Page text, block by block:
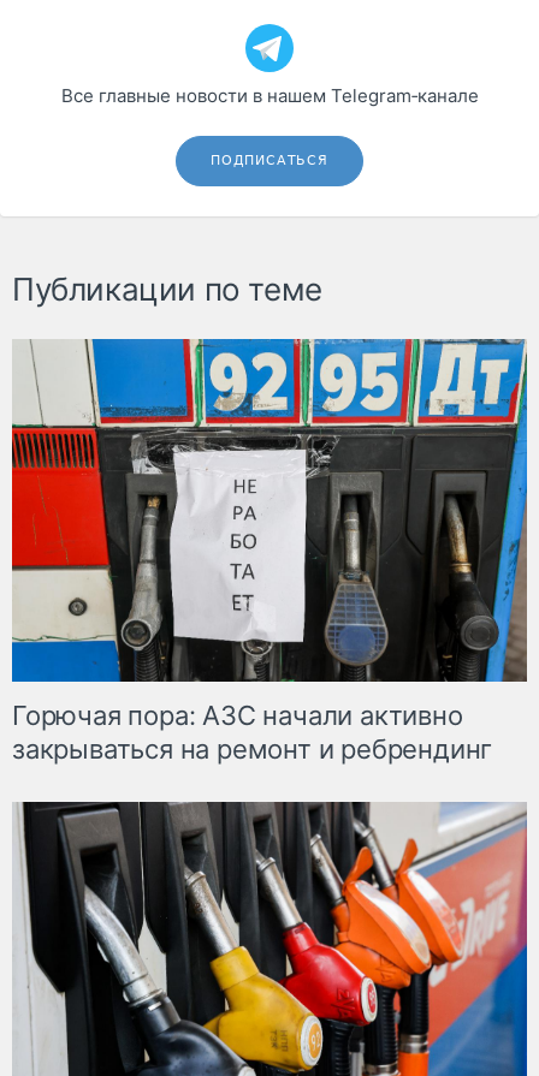
Все главные новости в нашем Telegram‑канале
ПОДПИСАТЬСЯ
Публикации по теме
Горючая пора: АЗС начали активно
закрываться на ремонт и ребрендинг